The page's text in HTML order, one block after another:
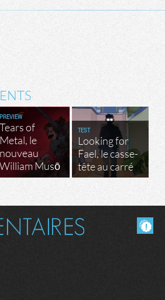
PREVIEW
Tears of
Metal, le
nouveau
William Musō
TEST
Looking for
Fael, le casse-
tête au carré
les commentaires lus.